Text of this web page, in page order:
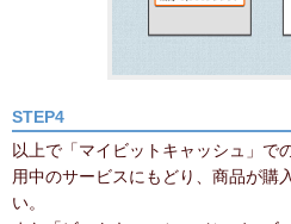
STEP4
以上で「マイビットキャッシュ」で
用中のサービスにもどり、商品が購
い。